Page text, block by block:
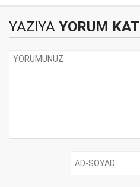
YAZIYA YORUM KAT